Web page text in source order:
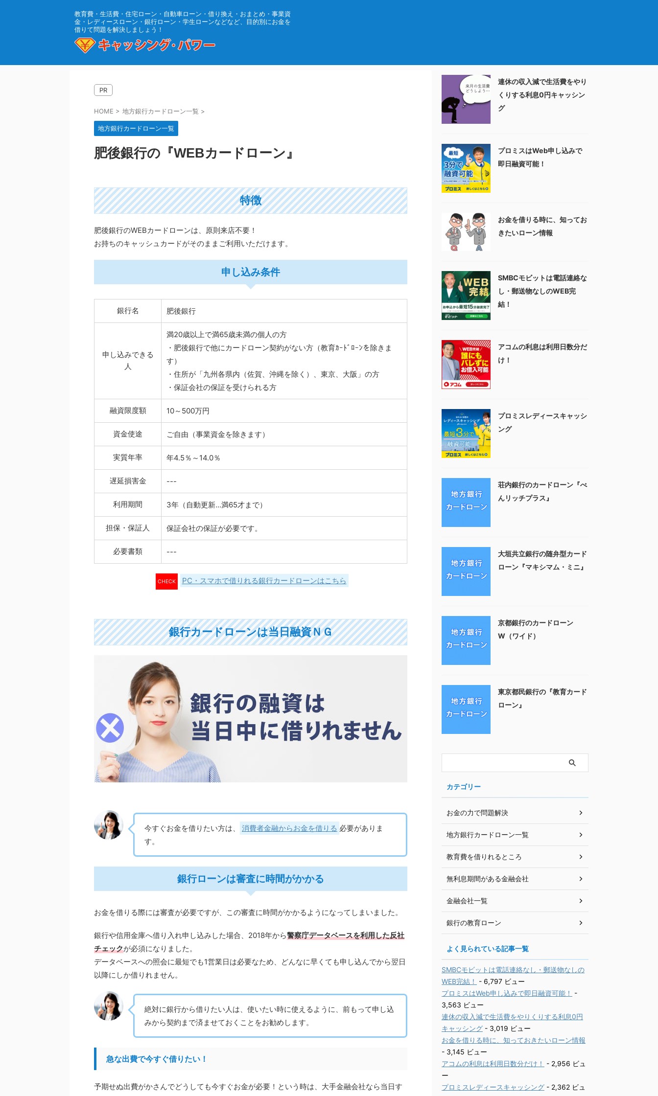
教育費・生活費・住宅ローン・自動車ローン・借り換え・おまとめ・事業資
金・レディースローン・銀行ローン・学生ローンなどなど、目的別にお金を
借りて問題を解決しましょう！
PR
HOME > 地方銀行カードローン一覧 >
地方銀行カードローン一覧
肥後銀行の『WEBカードローン』
特徴
肥後銀行のWEBカードローンは、原則来店不要！
お持ちのキャッシュカードがそのままご利用いただけます。
申し込み条件
銀行名 肥後銀行
申し込みできる
人
満20歳以上で満65歳未満の個人の方
・肥後銀行で他にカードローン契約がない方（教育ｶｰﾄﾞﾛｰﾝを除きま
す）
・住所が「九州各県内（佐賀、沖縄を除く）、東京、大阪」の方
・保証会社の保証を受けられる方
融資限度額 10～500万円
資金使途 ご自由（事業資金を除きます）
実質年率 年4.5％～14.0％
遅延損害金 ---
利用期間 3年（自動更新...満65才まで）
担保・保証人 保証会社の保証が必要です。
必要書類 ---
CHECK PC・スマホで借りれる銀行カードローンはこちら
銀行カードローンは当日融資ＮＧ
今すぐお金を借りたい方は、 消費者金融からお金を借りる 必要がありま
す。
銀行ローンは審査に時間がかかる
お金を借りる際には審査が必要ですが、この審査に時間がかかるようになってしまいました。
銀行や信用金庫へ借り入れ申し込みした場合、2018年から警察庁データベースを利用した反社
チェックが必須になりました。
データベースへの照会に最短でも1営業日は必要なため、どんなに早くても申し込んでから翌日
以降にしか借りれません。
絶対に銀行から借りたい人は、使いたい時に使えるように、前もって申し込
みから契約まで済ませておくことをお勧めします。
急な出費で今すぐ借りたい！
予期せぬ出費がかさんでどうしても今すぐお金が必要！という時は、大手金融会社なら当日す
連休の収入減で生活費をやり
くりする利息0円キャッシン
グ
プロミスはWeb申し込みで
即日融資可能！
お金を借りる時に、知ってお
きたいローン情報
SMBCモビットは電話連絡な
し・郵送物なしのWEB完
結！
アコムの利息は利用日数分だ
け！
プロミスレディースキャッシ
ング
荘内銀行のカードローン『べ
んリッチプラス』
大垣共立銀行の随弁型カード
ローン『マキシマム・ミニ』
京都銀行のカードローン
W（ワイド）
東京都民銀行の『教育カード
ローン』
カテゴリー
お金の力で問題解決
地方銀行カードローン一覧
教育費を借りれるところ
無利息期間がある金融会社
金融会社一覧
銀行の教育ローン
よく見られている記事一覧
SMBCモビットは電話連絡なし・郵送物なしの
WEB完結！
- 6,797 ビュー
プロミスはWeb申し込みで即日融資可能！
-
3,563 ビュー
連休の収入減で生活費をやりくりする利息0円
キャッシング - 3,019 ビュー
お金を借りる時に、知っておきたいローン情報
- 3,145 ビュー
アコムの利息は利用日数分だけ！
- 2,956 ビュ
ー
プロミスレディースキャッシング - 2,362 ビュ